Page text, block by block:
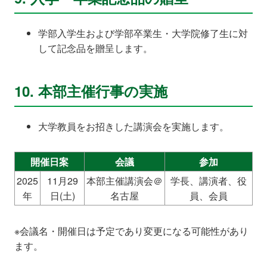
学部入学生および学部卒業生・大学院修了生に対
して記念品を贈呈します。
10. 本部主催行事の実施
大学教員をお招きした講演会を実施します。
開催日案 会議
参加
2025
年
11月29
日(土)
本部主催講演会＠
名古屋
学長、講演者、役
員、会員
※会議名・開催日は予定であり変更になる可能性があり
ます。